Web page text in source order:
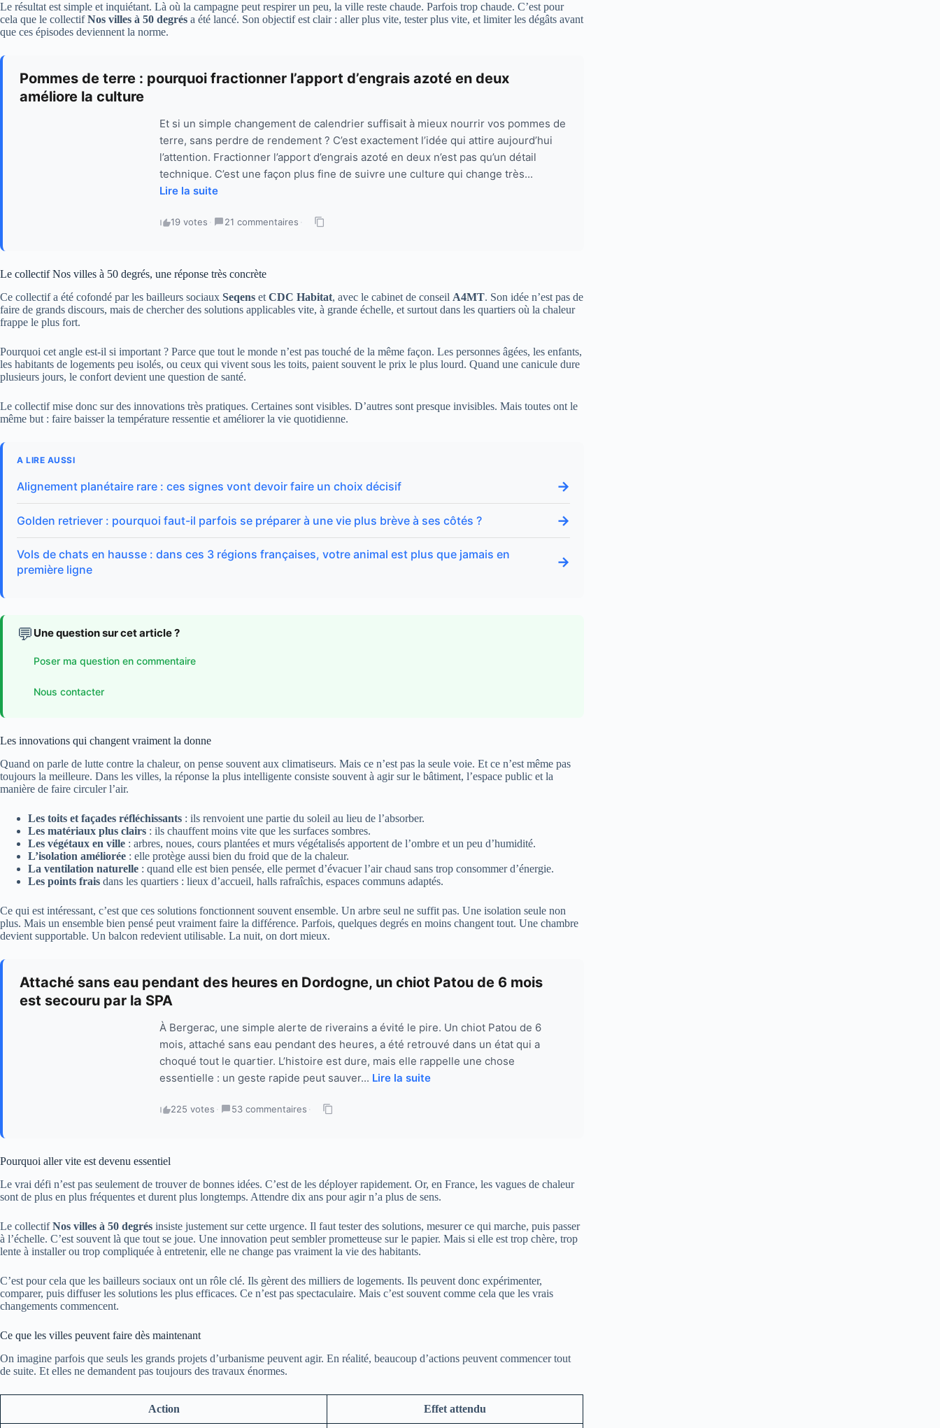
Le résultat est simple et inquiétant. Là où la campagne peut respirer un peu, la ville reste chaude. Parfois trop chaude. C’est pour
cela que le collectifNos villes à 50 degrés a été lancé. Son objectif est clair : aller plus vite, tester plus vite, et limiter les dégâts avant
que ces épisodes deviennent la norme.
Pommes de terre : pourquoi fractionner l’apport d’engrais azoté en deux
améliore la culture
Et si un simple changement de calendrier suffisait à mieux nourrir vos pommes de
terre, sans perdre de rendement ? C’est exactement l’idée qui attire aujourd’hui
l’attention. Fractionner l’apport d’engrais azoté en deux n’est pas qu’un détail
technique. C’est une façon plus fine de suivre une culture qui change très...
Lire la suite
19 votes · 21 commentaires ·
Le collectif Nos villes à 50 degrés, une réponse très concrète
Ce collectif a été cofondé par les bailleurs sociaux Seqens et CDC Habitat, avec le cabinet de conseil A4MT. Son idée n’est pas de
faire de grands discours, mais de chercher des solutions applicables vite, à grande échelle, et surtout dans les quartiers où la chaleur
frappe le plus fort.
Pourquoi cet angle est-il si important ? Parce que tout le monde n’est pas touché de la même façon. Les personnes âgées, les enfants,
les habitants de logements peu isolés, ou ceux qui vivent sous les toits, paient souvent le prix le plus lourd. Quand une canicule dure
plusieurs jours, le confort devient une question de santé.
Le collectif mise donc sur des innovations très pratiques. Certaines sont visibles. D’autres sont presque invisibles. Mais toutes ont le
même but : faire baisser la température ressentie et améliorer la vie quotidienne.
A LIRE AUSSI
Alignement planétaire rare : ces signes vont devoir faire un choix décisif →
Golden retriever : pourquoi faut-il parfois se préparer à une vie plus brève à ses côtés ? →
Vols de chats en hausse : dans ces 3 régions françaises, votre animal est plus que jamais en
première ligne
→
💬 Une question sur cet article ?
Poser ma question en commentaire
Nous contacter
Les innovations qui changent vraiment la donne
Quand on parle de lutte contre la chaleur, on pense souvent aux climatiseurs. Mais ce n’est pas la seule voie. Et ce n’est même pas
toujours la meilleure. Dans les villes, la réponse la plus intelligente consiste souvent à agir sur le bâtiment, l’espace public et la
manière de faire circuler l’air.
Les toits et façades réfléchissants : ils renvoient une partie du soleil au lieu de l’absorber.
Les matériaux plus clairs : ils chauffent moins vite que les surfaces sombres.
Les végétaux en ville : arbres, noues, cours plantées et murs végétalisés apportent de l’ombre et un peu d’humidité.
L’isolation améliorée : elle protège aussi bien du froid que de la chaleur.
La ventilation naturelle : quand elle est bien pensée, elle permet d’évacuer l’air chaud sans trop consommer d’énergie.
Les points frais dans les quartiers : lieux d’accueil, halls rafraîchis, espaces communs adaptés.
Ce qui est intéressant, c’est que ces solutions fonctionnent souvent ensemble. Un arbre seul ne suffit pas. Une isolation seule non
plus. Mais un ensemble bien pensé peut vraiment faire la différence. Parfois, quelques degrés en moins changent tout. Une chambre
devient supportable. Un balcon redevient utilisable. La nuit, on dort mieux.
Attaché sans eau pendant des heures en Dordogne, un chiot Patou de 6 mois
est secouru par la SPA
À Bergerac, une simple alerte de riverains a évité le pire. Un chiot Patou de 6
mois, attaché sans eau pendant des heures, a été retrouvé dans un état qui a
choqué tout le quartier. L’histoire est dure, mais elle rappelle une chose
essentielle : un geste rapide peut sauver... Lire la suite
225 votes · 53 commentaires ·
Pourquoi aller vite est devenu essentiel
Le vrai défi n’est pas seulement de trouver de bonnes idées. C’est de les déployer rapidement. Or, en France, les vagues de chaleur
sont de plus en plus fréquentes et durent plus longtemps. Attendre dix ans pour agir n’a plus de sens.
Le collectifNos villes à 50 degrés insiste justement sur cette urgence. Il faut tester des solutions, mesurer ce qui marche, puis passer
à l’échelle. C’est souvent là que tout se joue. Une innovation peut sembler prometteuse sur le papier. Mais si elle est trop chère, trop
lente à installer ou trop compliquée à entretenir, elle ne change pas vraiment la vie des habitants.
C’est pour cela que les bailleurs sociaux ont un rôle clé. Ils gèrent des milliers de logements. Ils peuvent donc expérimenter,
comparer, puis diffuser les solutions les plus efficaces. Ce n’est pas spectaculaire. Mais c’est souvent comme cela que les vrais
changements commencent.
Ce que les villes peuvent faire dès maintenant
On imagine parfois que seuls les grands projets d’urbanisme peuvent agir. En réalité, beaucoup d’actions peuvent commencer tout
de suite. Et elles ne demandent pas toujours des travaux énormes.
Action Effet attendu